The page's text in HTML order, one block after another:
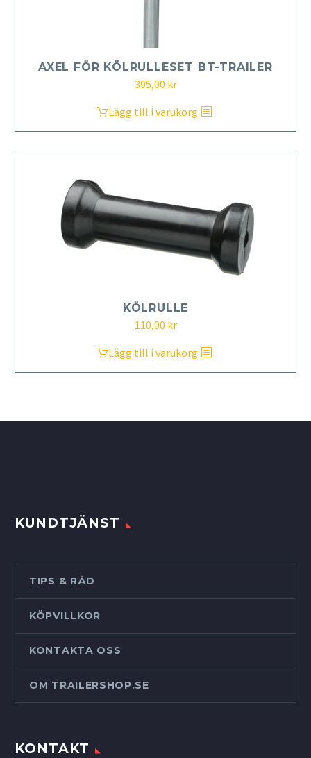
AXEL FÖR KÖLRULLESET BT-TRAILER
395,00 kr
Lägg till i varukorg
KÖLRULLE
110,00 kr
Lägg till i varukorg
KUNDTJÄNST
TIPS & RÅD
KÖPVILLKOR
KONTAKTA OSS
OM TRAILERSHOP.SE
KONTAKT